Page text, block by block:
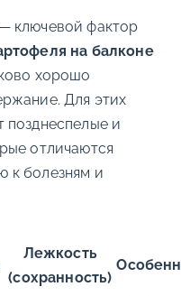
ключевой фактор
на балконе
хорошо
Для этих
позднеспелые и
отличаются
к болезням и
Лежкость
(сохранность)